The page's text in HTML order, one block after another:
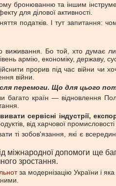
бронюванню та іншим
для ділової активності.
податків. І тут запитання:
виживання. Бо той, хто думає
армію, економіку, державу,
прорив під час війни чи
війни.
перемоги. Що для цього
країн — відновлення
сервісні індустрії,
від харчової промисловості
зобов'язання, які є
допомоги ще
зростання.
за модернізацію України і